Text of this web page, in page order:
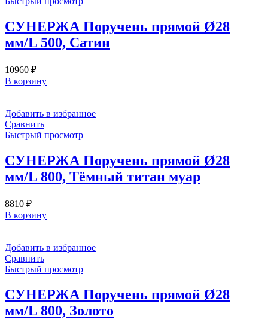
СУНЕРЖА Поручень прямой Ø28
мм/L 500, Сатин
10960 ₽
В корзину
Добавить в избранное
Сравнить
Быстрый просмотр
СУНЕРЖА Поручень прямой Ø28
мм/L 800, Тёмный титан муар
8810 ₽
В корзину
Добавить в избранное
Сравнить
Быстрый просмотр
СУНЕРЖА Поручень прямой Ø28
мм/L 800, Золото